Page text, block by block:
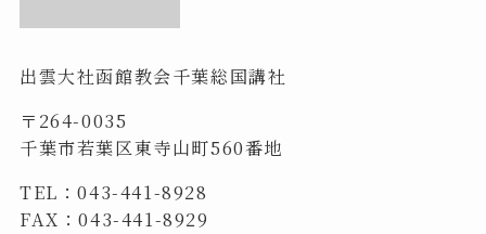
出雲大社函館教会千葉総国講社
〒264-0035
千葉市若葉区東寺山町560番地
TEL：043-441-8928
FAX：043-441-8929